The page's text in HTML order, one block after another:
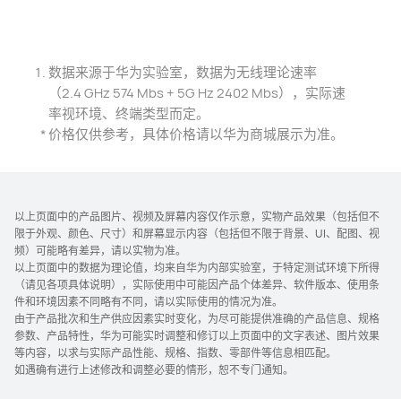
数据来源于华为实验室，数据为无线理论速率
（2.4 GHz 574 Mbs + 5G Hz 2402 Mbs）， 实际速
率视环境、终端类型而定。
价格仅供参考，具体价格请以华为商城展示为准。
以上页面中的产品图片、视频及屏幕内容仅作示意，实物产品效果（包括但不
限于外观、颜色、尺寸）和屏幕显示内容（包括但不限于背景、UI、配图、视
频）可能略有差异，请以实物为准。
以上页面中的数据为理论值，均来自华为内部实验室，于特定测试环境下所得
（请见各项具体说明），实际使用中可能因产品个体差异、软件版本、使用条
件和环境因素不同略有不同，请以实际使用的情况为准。
由于产品批次和生产供应因素实时变化，为尽可能提供准确的产品信息、规格
参数、产品特性，华为可能实时调整和修订以上页面中的文字表述、图片效果
等内容，以求与实际产品性能、规格、指数、零部件等信息相匹配。
如遇确有进行上述修改和调整必要的情形，恕不专门通知。